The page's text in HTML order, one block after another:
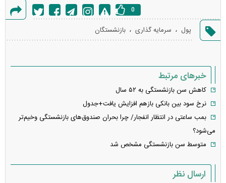
گزارش
خطا
0
پول ، سرمایه گذاری ، بازنشستگان
خبرهای مرتبط
کاهش سن بازنشستگی به ۵۲ سال
نرخ سود بین بانکی بازهم افزایش یافت+جدول
بمب‌ ساعتی در انتظار انفجار/ چرا بحران صندوق‌های بازنشستگی وخیم‌تر
می‌شود؟
متوسط سن بازنشستگی مشخص شد
ارسال نظر